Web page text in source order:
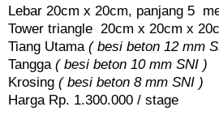
Lebar 20cm x 20cm, panjang 5
Tower triangle 20cm x 20cm x
Tiang Utama ( besi beton 12 mm
Tangga ( besi beton 10 mm SNI )
Krosing ( besi beton 8 mm SNI )
Harga Rp. 1.300.000 / stage